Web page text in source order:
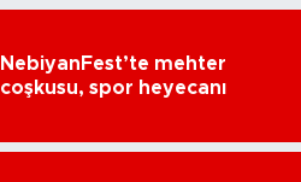
NebiyanFest’te mehter
coşkusu, spor heyecanı